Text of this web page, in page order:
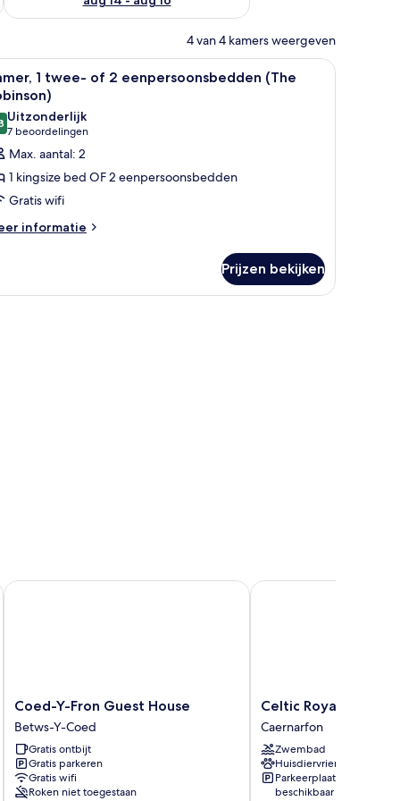
4 van 4 kamers weergeven
bank, een kledingkast en een kroonluchter.Een slaapkamer met een groot bed,
2
1 twee- of 2 eenpersoonsbedden (The
van 10
Uitzonderlijk
7 beoordelingen
(7
beoordelingen)
Max. aantal: 2
1 kingsize bed OF 2 eenpersoonsbedden
Gratis wifi
informatie
Prijzen bekijken
Coed-
Y-
Fron
Guest
House
Betws-
Coed-Y-Fron Guest House
Betws-Y-Coed
Gratis ontbijt
Gratis parkeren
Gratis wifi
Roken niet toegestaan
Coed-Y-Fron Guest House
Celtic
Royal
Hotel
&
Spa
Caernarfon
Celtic Royal Hotel &
Caernarfon
Zwembad
Huisdiervriendelijk
Parkeerplaatsen
beschikbaar
Celtic Royal Hotel &